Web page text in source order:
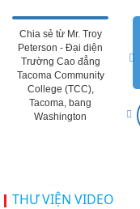
Chia sẻ từ Mr. Troy
Peterson - Đại diện
Trường Cao đẳng
Tacoma Community
College (TCC),
Tacoma, bang
Washington
THƯ VIỆN VIDEO